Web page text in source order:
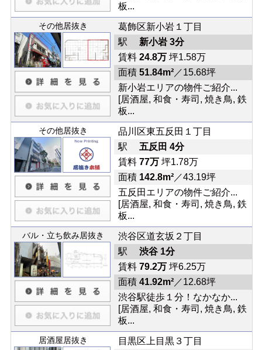
板...
その他居抜き
葛飾区新小岩１丁目
駅 新小岩 3分
賃料 24.8万坪1.58万
面積 51.84m²／15.68坪
新小岩エリアの物件ご紹介...
[居酒屋, 和食・寿司, 焼き鳥, 鉄
板...
その他居抜き
品川区東五反田１丁目
駅 五反田 4分
賃料 77万坪1.78万
面積 142.8m²／43.19坪
五反田エリアの物件ご紹介...
[居酒屋, 和食・寿司, 焼き鳥, 鉄
板...
バル・立ち飲み居抜き
渋谷区道玄坂２丁目
駅 渋谷 1分
賃料 79.2万坪6.25万
面積 41.92m²／12.68坪
渋谷駅徒歩１分！なかなか...
[居酒屋, 和食・寿司, 焼き鳥, 鉄
板...
居酒屋居抜き
目黒区上目黒３丁目